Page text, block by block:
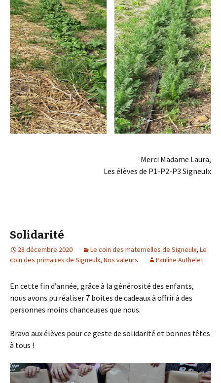
Merci Madame Laura,
Les élèves de P1-P2-P3 Signeulx
Solidarité
28 décembre 2020 Le coin des maternelles de Signeulx, Le
coin des primaires de Signeulx, Nos valeurs Pauline Authelet
En cette fin d’année, grâce à la générosité des enfants,
nous avons pu réaliser 7 boites de cadeaux à offrir à des
personnes moins chanceuses que nous.
Bravo aux élèves pour ce geste de solidarité et bonnes fêtes
à tous !